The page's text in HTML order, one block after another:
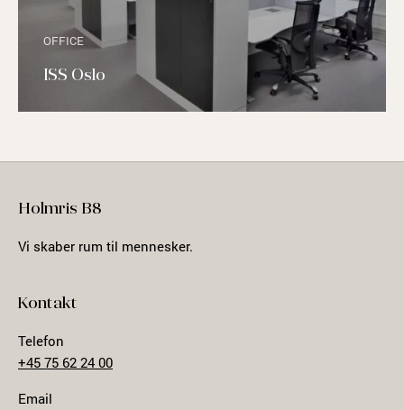
OFFICE
ISS Oslo
Holmris B8
Vi skaber rum til mennesker.
Kontakt
Telefon
+45 75 62 24 00
Email